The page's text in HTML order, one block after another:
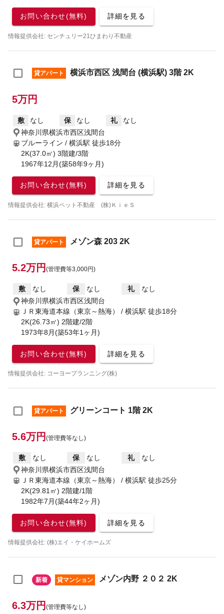
お問い合わせ(無料) 詳細を見る
情報提供会社: センチュリー21ひまわり不動産
貸アパート 横浜市西区 浅間台 (横浜駅) 3階 2K
5万円
敷 なし 保 なし 礼
なし
神奈川県横浜市西区浅間台
ブルーライン / 横浜駅 徒歩18分
2K(37.0㎡) 3階建/3階
1967年12月(築58年9ヶ月)
お問い合わせ(無料) 詳細を見る
情報提供会社: 横浜ペット不動産 (株)ＫｉｅＳ
貸アパート メゾン森 203 2K
5.2万円 (管理費等3,000円)
敷 なし 保 なし 礼
なし
神奈川県横浜市西区浅間台
ＪＲ東海道本線（東京～熱海） / 横浜駅 徒歩18分
2K(26.73㎡) 2階建/2階
1973年8月(築53年1ヶ月)
お問い合わせ(無料) 詳細を見る
情報提供会社: コーヨープランニング(株)
貸アパート グリーンコート 1階 2K
5.6万円 (管理費等なし)
敷 なし 保 なし 礼
なし
神奈川県横浜市西区浅間台
ＪＲ東海道本線（東京～熱海） / 横浜駅 徒歩25分
2K(29.81㎡) 2階建/1階
1982年7月(築44年2ヶ月)
お問い合わせ(無料) 詳細を見る
情報提供会社: (株)エイ・ケイホームズ
新着 貸マンション メゾン内野 ２０２ 2K
6.3万円 (管理費等なし)